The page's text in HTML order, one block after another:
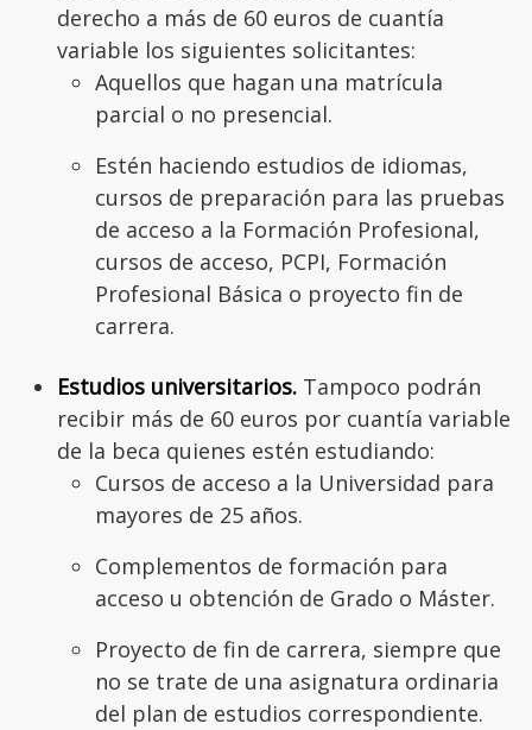
derecho a más de 60 euros de cuantía
variable los siguientes solicitantes:
Aquellos que hagan una matrícula
parcial o no presencial.
Estén haciendo estudios de idiomas,
cursos de preparación para las pruebas
de acceso a la Formación Profesional,
cursos de acceso, PCPI, Formación
Profesional Básica o proyecto fin de
carrera.
Estudios universitarios. Tampoco podrán
recibir más de 60 euros por cuantía variable
de la beca quienes estén estudiando:
Cursos de acceso a la Universidad para
mayores de 25 años.
Complementos de formación para
acceso u obtención de Grado o Máster.
Proyecto de fin de carrera, siempre que
no se trate de una asignatura ordinaria
del plan de estudios correspondiente.